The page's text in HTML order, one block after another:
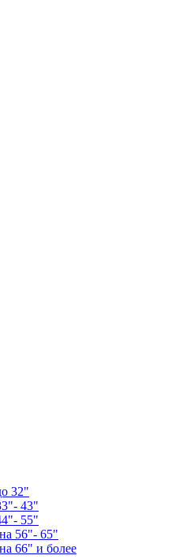
32"
43"
55"
56"- 65"
66" и более